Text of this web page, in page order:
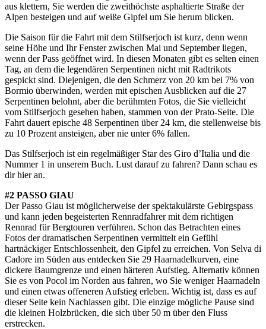
aus klettern, Sie werden die zweithöchste asphaltierte Straße der
Alpen besteigen und auf weiße Gipfel um Sie herum blicken.
Die Saison für die Fahrt mit dem Stilfserjoch ist kurz, denn wenn
seine Höhe und Ihr Fenster zwischen Mai und September liegen,
wenn der Pass geöffnet wird. In diesen Monaten gibt es selten einen
Tag, an dem die legendären Serpentinen nicht mit Radtrikots
gespickt sind. Diejenigen, die den Schmerz von 20 km bei 7% von
Bormio überwinden, werden mit epischen Ausblicken auf die 27
Serpentinen belohnt, aber die berühmten Fotos, die Sie vielleicht
vom Stilfserjoch gesehen haben, stammen von der Prato-Seite. Die
Fahrt dauert epische 48 Serpentinen über 24 km, die stellenweise bis
zu 10 Prozent ansteigen, aber nie unter 6% fallen.
Das Stilfserjoch ist ein regelmäßiger Star des Giro d’Italia und die
Nummer 1 in unserem Buch. Lust darauf zu fahren? Dann schau es
dir hier an.
#2 PASSO GIAU
Der Passo Giau ist möglicherweise der spektakulärste Gebirgspass
und kann jeden begeisterten Rennradfahrer mit dem richtigen
Rennrad für Bergtouren verführen. Schon das Betrachten eines
Fotos der dramatischen Serpentinen vermittelt ein Gefühl
hartnäckiger Entschlossenheit, den Gipfel zu erreichen. Von Selva di
Cadore im Süden aus entdecken Sie 29 Haarnadelkurven, eine
dickere Baumgrenze und einen härteren Aufstieg. Alternativ können
Sie es von Pocol im Norden aus fahren, wo Sie weniger Haarnadeln
und einen etwas offeneren Aufstieg erleben. Wichtig ist, dass es auf
dieser Seite kein Nachlassen gibt. Die einzige mögliche Pause sind
die kleinen Holzbrücken, die sich über 50 m über den Fluss
erstrecken.